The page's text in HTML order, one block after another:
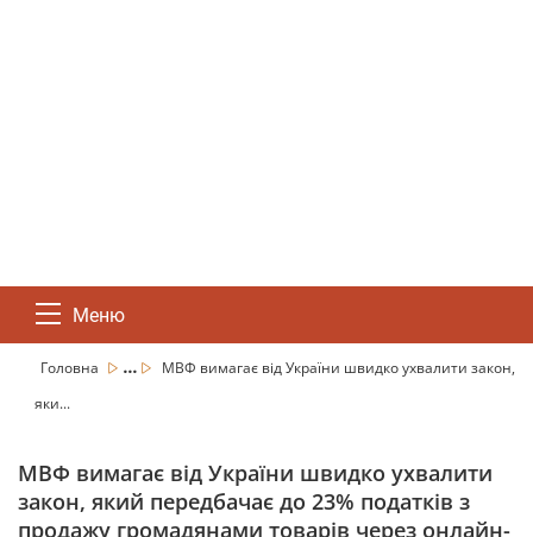
Меню
Головна ...
МВФ вимагає від України швидко ухвалити закон,
яки...
МВФ вимагає від України швидко ухвалити
закон, який передбачає до 23% податків з
продажу громадянами товарів через онлайн-